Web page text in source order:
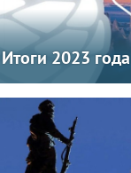
Итоги 2023 года